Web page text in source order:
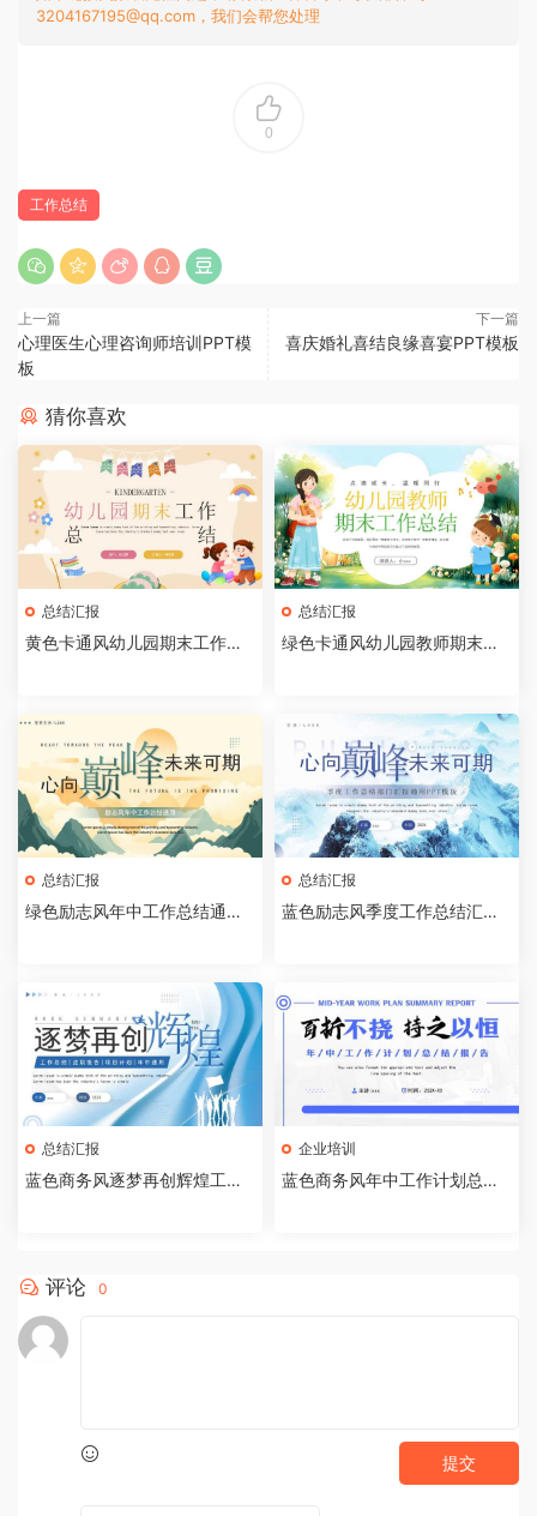
3204167195@qq.com，我们会帮您处理
0
工作总结
上一篇
心理医生心理咨询师培训PPT模
板
下一篇
喜庆婚礼喜结良缘喜宴PPT模板
猜你喜欢
总结汇报
黄色卡通风幼儿园期末工作总
总结汇报
绿色卡通风幼儿园教师期末工
总结汇报
绿色励志风年中工作总结通用P
总结汇报
蓝色励志风季度工作总结汇报P
总结汇报
蓝色商务风逐梦再创辉煌工作
企业培训
蓝色商务风年中工作计划总结P
评论 0
提交